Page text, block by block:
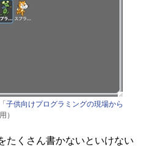
子供向けプログラミングの現場から
）
たくさん書かないといけない